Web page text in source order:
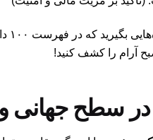
آرام را کشف کنید!